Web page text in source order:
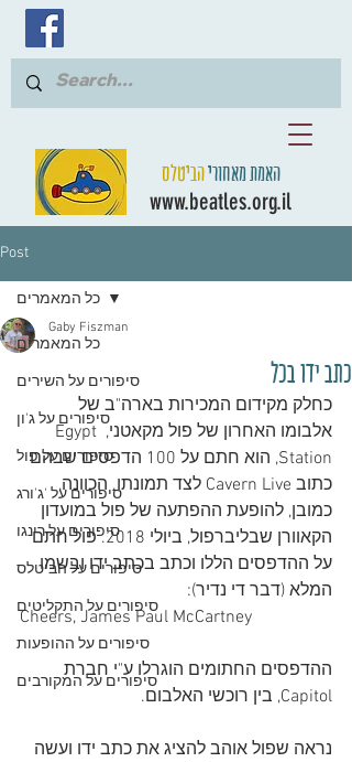
האמת מאחוריהביטלס
www.beatles.org.il
Post
כל המאמרים
סיפורים על השירים
סיפורים על ג'ון
סיפורים על פול
סיפורים על 'ג'ורג
סיפורים על רינגו
סיפורים על הביטלס
סיפורים על התקליטים
סיפורים על ההופעות
סיפורים על המקורבים
כל המאמרים
כתב ידו בכל
Gaby Fiszman
כחלק מקידום המכירות בארה"ב של
אלבומו האחרון של פול מקאטני, Egypt
Station, הוא חתם על 100 הדפסים שבהם
כתוב Cavern Live לצד תמונתו. הכוונה,
כמובן, להופעת ההפתעה של פול במועדון
הקאוורן שבליברפול, ביולי 2018. פול חתם
על ההדפסים הללו וכתב בכתב ידו ובשמו
המלא (דבר די נדיר):
Cheers, James Paul McCartney
ההדפסים החתומים הוגרלו ע"י חברת
Capitol, בין רוכשי האלבום.
נראה שפול אוהב להציג את כתב ידו ועשה